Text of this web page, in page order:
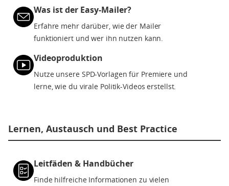
Was ist der Easy-Mailer?
Erfahre mehr darüber, wie der Mailer
funktioniert und wer ihn nutzen kann.
Videoproduktion
Nutze unsere SPD-Vorlagen für Premiere und
lerne, wie du virale Politik-Videos erstellst.
Lernen, Austausch und Best Practice
Leitfäden & Handbücher
Finde hilfreiche Informationen zu vielen